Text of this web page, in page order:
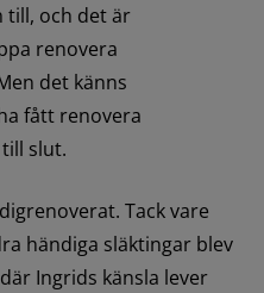
till, och det är
renovera
det känns
fått renovera
slut.
Tack vare
händiga släktingar blev
Ingrids känsla lever